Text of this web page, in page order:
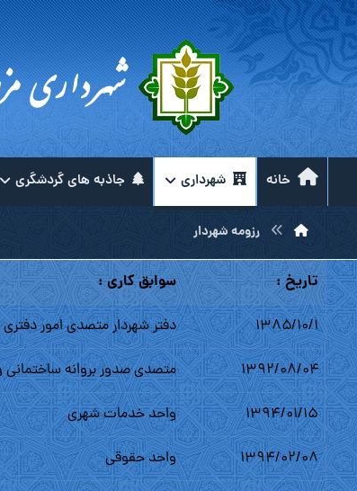
خانه شهرداری جاذبه های گردشگری
رزومه شهردار
تاریخ : سوابق کارى :
۱۳۸۵/۱۰/۱ دفتر شهردار متصدى امور دفترى
۱۳۹۲/۰۸/۰۴ متصدى صدور بروانه
۱۳۹۴/۰۱/۱۵ واحد خدمات شهرى
۱۳۹۴/۰۲/۰۸ واحد حقوقى